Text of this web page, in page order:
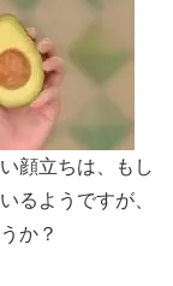
顔立ちは、もし
るようですが、
か？